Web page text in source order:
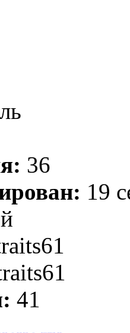
36
19
41